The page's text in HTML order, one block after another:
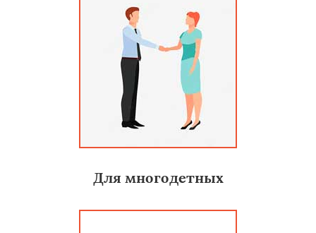
Для многодетных